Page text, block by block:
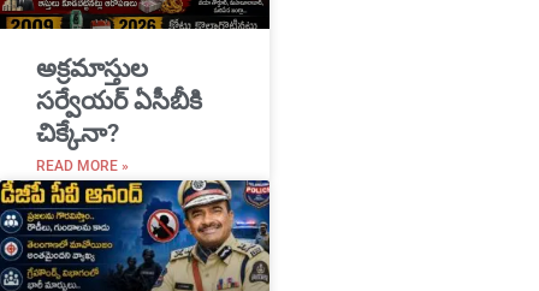
అక్రమాస్తుల
సర్వేయర్ ఏసీబీకి
చిక్కేనా?
READ MORE »